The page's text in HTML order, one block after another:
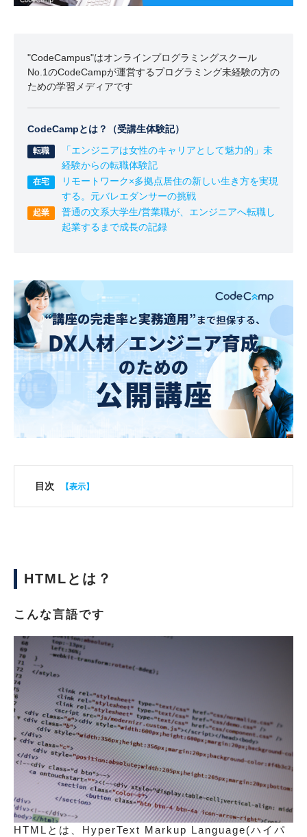
"CodeCampus"はオンラインプログラミングスクール
No.1のCodeCampが運営するプログラミング未経験の方の
ための学習メディアです
CodeCampとは？（受講生体験記）
「エンジニアは女性のキャリアとして魅力的」未
経験からの転職体験記
リモートワーク×多拠点居住の新しい生き方を実現
する。元バレエダンサーの挑戦
普通の文系大学生/営業職が、エンジニアへ転職し
起業するまで成長の記録
目次
HTMLとは？
こんな言語です
HTMLとは、HyperText Markup Language(ハイパ